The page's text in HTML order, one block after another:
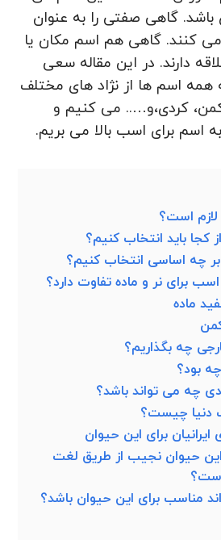
گاهی صفتی را به عنوان
کنند. گاهی هم اسم مکان یا
دارند. در این مقاله سعی
همه اسم ها از نژاد های مختلف
کردی،و….. می کنیم و
اسم برای اسب بالا می بریم.
است؟
کجا باید انتخاب کنیم؟
چه اساسی انتخاب کنیم؟
برای نر و ماده تفاوت دارد؟
ماده
چه بگذاریم؟
بود؟
چه می تواند باشد؟
دنیا چیست؟
برای این حیوان
این حیوان نجیب از طریق لغت
است؟
مناسب برای این حیوان باشد؟